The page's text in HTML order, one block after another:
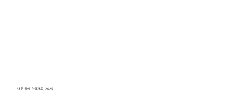
나무 위에 혼합재료, 2025